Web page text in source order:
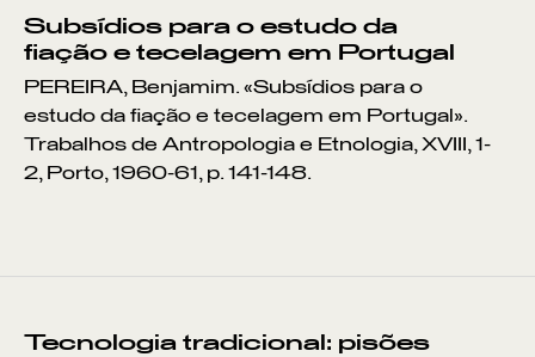
VER POR:
MUSEU ARTESÃO OFICINA
Subsídios para o estudo da
fiação e tecelagem em Portugal
PEREIRA, Benjamim. «Subsídios para o
estudo da fiação e tecelagem em Portugal».
Trabalhos de Antropologia e Etnologia, XVIII, 1-
2, Porto, 1960-61, p. 141-148.
Tecnologia tradicional: pisões